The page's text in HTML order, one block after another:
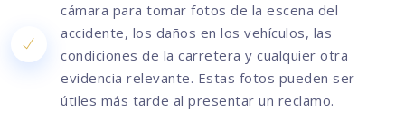
cámara para tomar fotos de la escena del
accidente, los daños en los vehículos, las
condiciones de la carretera y cualquier otra
evidencia relevante. Estas fotos pueden ser
útiles más tarde al presentar un reclamo.